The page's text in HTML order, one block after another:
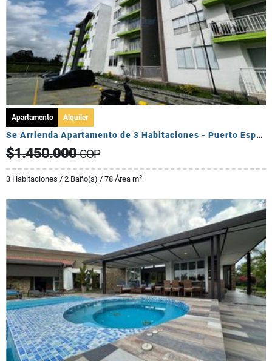
Apartamento Alquiler
Se Arrienda Apartamento de 3 Habitaciones - Puerto Espejo
$1.450.000COP
3 Habitaciones / 2 Baño(s) / 78 Área m2